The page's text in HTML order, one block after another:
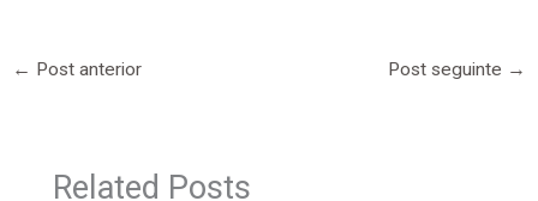
← Post anterior Post seguinte →
Related Posts